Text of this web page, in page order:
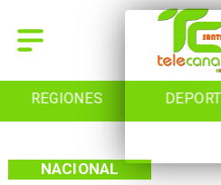
REGIONES
NACIONAL